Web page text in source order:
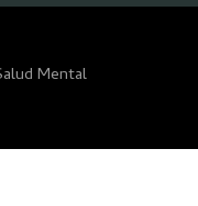
Mental